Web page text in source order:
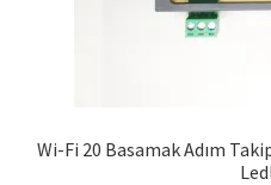
Wi-Fi 20 Basamak Adım